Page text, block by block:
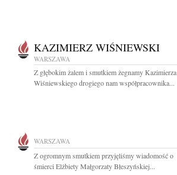
KAZIMIERZ WIŚNIEWSKI
WARSZAWA
Z głębokim żalem i smutkiem żegnamy Kazimierza
Wiśniewskiego drogiego nam współpracownika...
WARSZAWA
Z ogromnym smutkiem przyjęliśmy wiadomość o
śmierci Elżbiety Małgorzaty Błeszyńskiej...